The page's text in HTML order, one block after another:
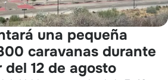
una pequeña
caravanas durante
12 de agosto